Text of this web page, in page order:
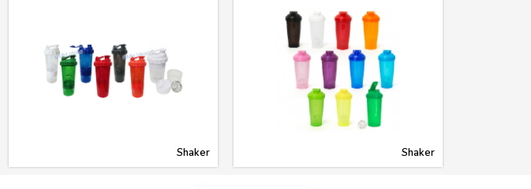
Shaker Shaker